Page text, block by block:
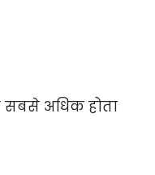
अधिक होता